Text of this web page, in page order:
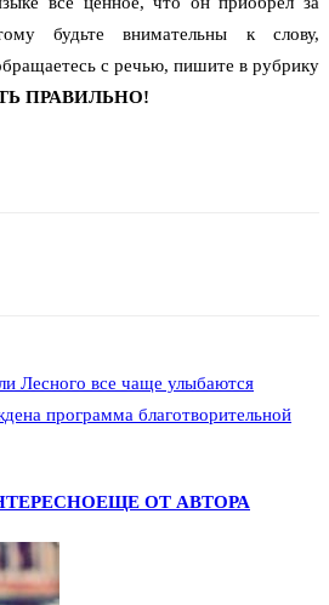
будьте внимательны к слову,
с речью, пишите в рубрику
ПРАВИЛЬНО!
Лесного все чаще улыбаются
программа благотворительной
ЕЩЕ ОТ АВТОРА